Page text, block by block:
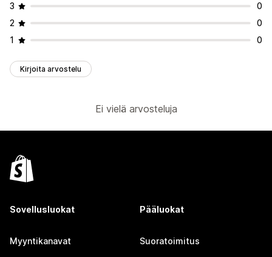
3
0
2
0
1
0
Kirjoita arvostelu
Ei vielä arvosteluja
Sovellusluokat
Myyntikanavat
Pääluokat
Suoratoimitus